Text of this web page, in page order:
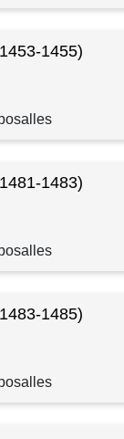
1455)
1483)
1485)